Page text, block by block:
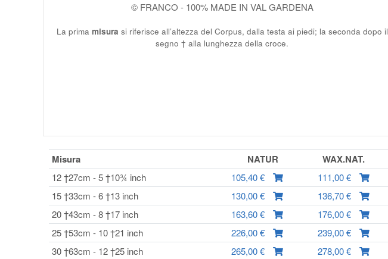
© FRANCO - 100% MADE IN VAL GARDENA
La prima misura si riferisce all’altezza del Corpus, dalla testa ai piedi; la seconda dopo il
segno † alla lunghezza della croce.
Misura NATUR WAX.NAT.
12 †27cm - 5 †10¾ inch 105,40 € 111,00 €
15 †33cm - 6 †13 inch
130,00 € 136,70 €
20 †43cm - 8 †17 inch
163,60 € 176,00 €
25 †53cm - 10 †21 inch
226,00 € 239,00 €
30 †63cm - 12 †25 inch
265,00 € 278,00 €